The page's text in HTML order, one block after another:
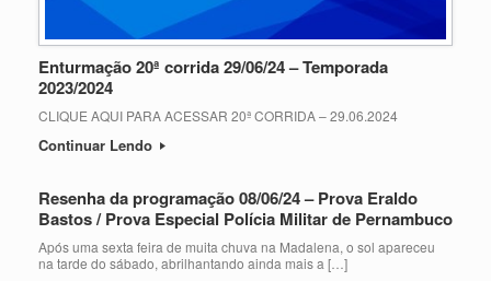
Enturmação 20ª corrida 29/06/24 – Temporada
2023/2024
CLIQUE AQUI PARA ACESSAR 20ª CORRIDA – 29.06.2024
Continuar Lendo
Resenha da programação 08/06/24 – Prova Eraldo
Bastos / Prova Especial Polícia Militar de Pernambuco
Após uma sexta feira de muita chuva na Madalena, o sol apareceu
na tarde do sábado, abrilhantando ainda mais a […]